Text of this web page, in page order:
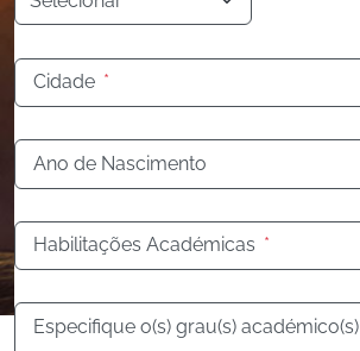
Cidade *
Ano de Nascimento
Habilitações Académicas *
Especifique o(s) grau(s) académico(s)